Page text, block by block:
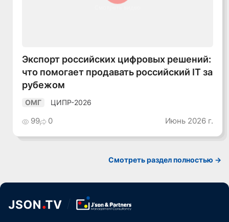
Экспорт российских цифровых решений:
что помогает продавать российский IT за
рубежом
ОМГ ЦИПР-2026
99 0 Июнь 2026 г.
Смотреть раздел полностью ->